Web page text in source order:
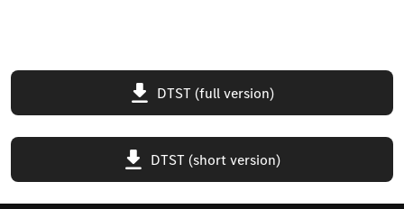
DTST (full version)
DTST (short version)